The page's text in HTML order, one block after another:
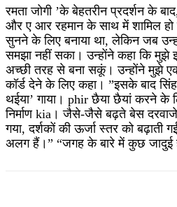
रमता जोगी ’के बेहतरीन प्रदर्शन के
और ए आर रहमान के साथ में शामिल
सुनने के लिए बनाया था, लेकिन जब
समझा नहीं सका। उन्होंने कहा कि मुझे
अच्छी तरह से बना सकूं। उन्होंने मुझे
कॉर्ड देने के लिए कहा। ”इसके बाद
थईया’ गाया। phir छैया छैयां करने के
निर्माण kia। जैसे-जैसे बढ़ते बेस दरवाजे
गया, दर्शकों की ऊर्जा स्तर को
अलग हैं।” “जगह के बारे में कुछ जादुई